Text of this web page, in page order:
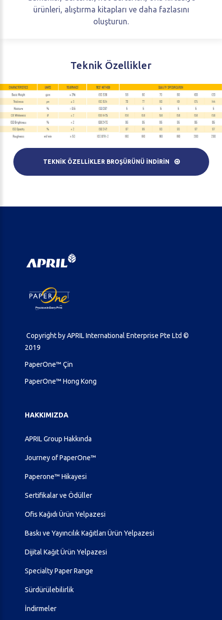
ürünleri, alıştırma kitapları ve daha fazlasını
oluşturun.
Teknik Özellikler
TEKNİK ÖZELLİKLER BROŞÜRÜNÜ İNDİRİN
Copyright by APRIL International Enterprise Pte Ltd ©
2019
PaperOne™ Çin
PaperOne™ Hong Kong
HAKKIMIZDA
APRIL Group Hakkında
Journey of PaperOne™
Paperone™ Hikayesi
Sertifikalar ve Ödüller
Ofis Kağıdı Ürün Yelpazesi
Baskı ve Yayıncılık Kağıtları Ürün Yelpazesi
Dijital Kağıt Ürün Yelpazesi
Specialty Paper Range
Sürdürülebilirlik
İndirmeler